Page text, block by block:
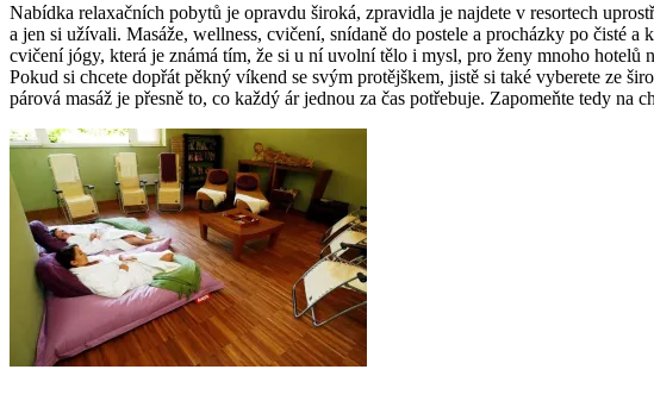
Nabídka relaxačních pobytů je opravdu široká, zpravidla je najdete v resortech
a jen si užívali. Masáže, wellness, cvičení, snídaně do postele a procházky po čisté
cvičení jógy, která je známá tím, že si u ní uvolní tělo i mysl, pro ženy mnoho
Pokud si chcete dopřát pěkný víkend se svým protějškem, jistě si také vyberete ze
párová masáž je přesně to, co každý ár jednou za čas potřebuje. Zapomeňte tedy